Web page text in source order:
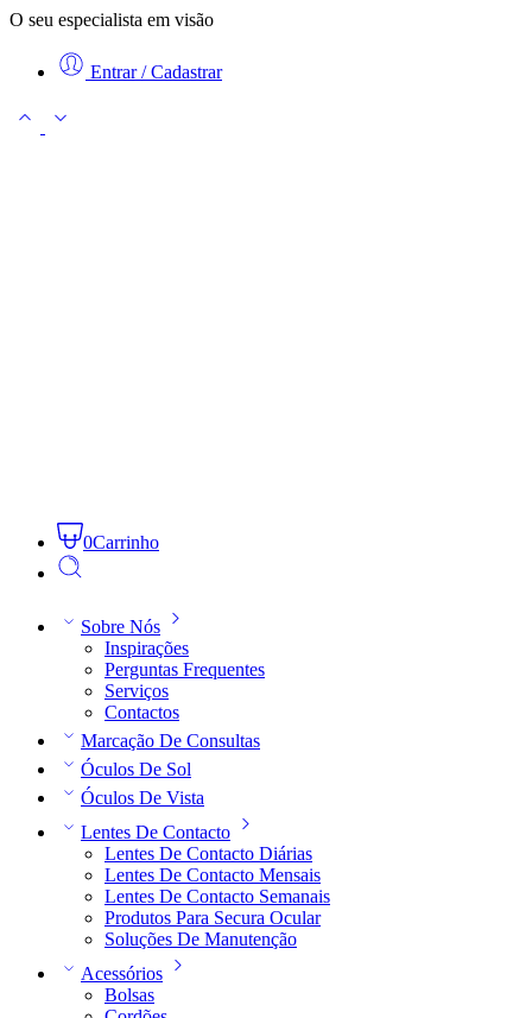
O seu especialista em visão
Entrar / Cadastrar
0Carrinho
Sobre Nós
Inspirações
Perguntas Frequentes
Serviços
Contactos
Marcação De Consultas
Óculos De Sol
Óculos De Vista
Lentes De Contacto
Lentes De Contacto Diárias
Lentes De Contacto Mensais
Lentes De Contacto Semanais
Produtos Para Secura Ocular
Soluções De Manutenção
Acessórios
Bolsas